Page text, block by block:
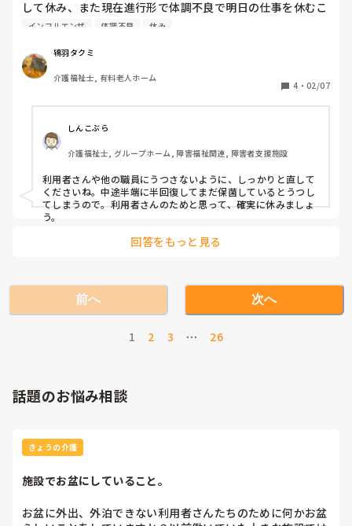
して休み、また現在進行形で体調不良で明日の仕事を休むこ
とになりました。
ています。
１日でも早く体調良くするように休めます。
インフルエンザ 体調不良 休み
鴇羽タクミ
介護福祉士, 有料老人ホーム
4 ・ 02/07
しんこぶら
介護福祉士, グループホーム, 障害福祉関連, 障害者支援施設
利用者さんや他の職員にうつさないように、しっかりと直して
くださいね。中途半端に半回復してまだ保菌しているとうつし
てしまうので。利用者さんのためと思って、確実に休みましょ
う。
回答をもっと見る
前へ
1 2 3 … 26
次へ
話題のお悩み相談
きょうの介護
施設でお盆にしていること。
お盆に外出、外泊できない利用者さんたちのために何かお盆